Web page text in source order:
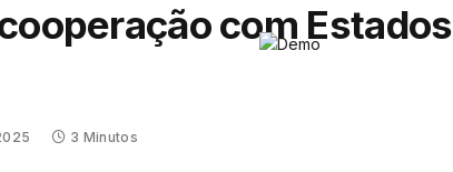
com Estados
3 Minutos